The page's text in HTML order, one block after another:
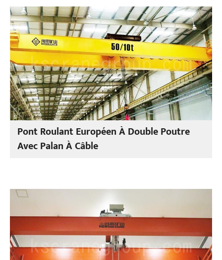
Pont Roulant Européen À Double Poutre
Avec Palan À Câble